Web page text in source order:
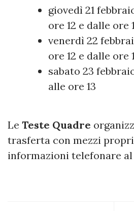
giovedì 21
ore 12 e dalle ore
venerdì 22
ore 12 e dalle ore
sabato 23
alle ore 13
Le Teste Quadre
trasferta con mezzi
informazioni telefonare al